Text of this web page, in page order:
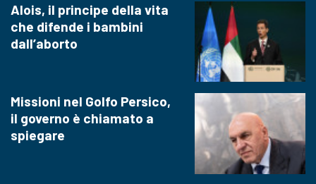
Alois, il principe della vita
che difende i bambini
dall’aborto
Missioni nel Golfo Persico,
il governo è chiamato a
spiegare